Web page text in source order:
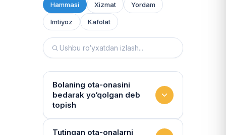
Hammasi Xizmat Yordam
Imtiyoz Kafolat
Bolaning ota-onasini
bedarak yo‘qolgan deb
topish
Hujjatlarni tiklash xizmati
Tutingan ota-onalarni